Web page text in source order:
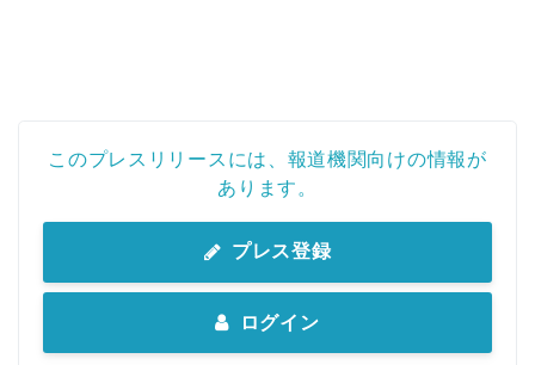
このプレスリリースには、報道機関向けの情報が
あります。
プレス登録
ログイン